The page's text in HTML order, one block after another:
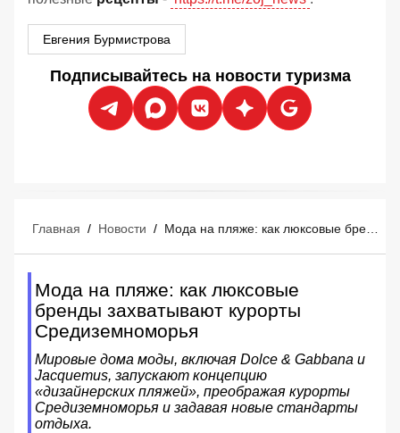
Евгения Бурмистрова
Подписывайтесь на новости туризма
Главная / Новости / Мода на пляже: как люксовые бренды захватывают курорты Средиземноморья
Мода на пляже: как люксовые
бренды захватывают курорты
Средиземноморья
Мировые дома моды, включая Dolce & Gabbana и
Jacquemus, запускают концепцию
«дизайнерских пляжей», преображая курорты
Средиземноморья и задавая новые стандарты
отдыха.